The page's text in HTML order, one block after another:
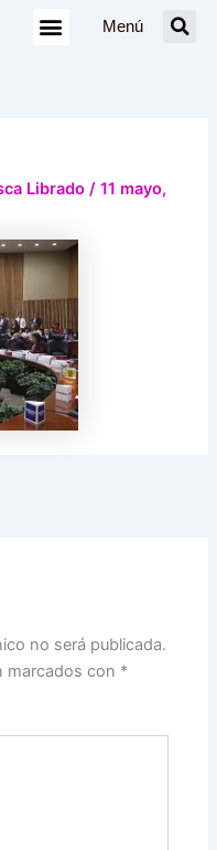
Menú
Librado/11 mayo,
no será publicada.
marcados con *